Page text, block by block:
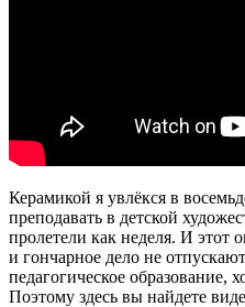
Керамикой я увлёкся в
преподавать в детской
пролетели как неделя. И этот
и гончарное дело не
педагогическое образование,
Поэтому здесь вы найдете